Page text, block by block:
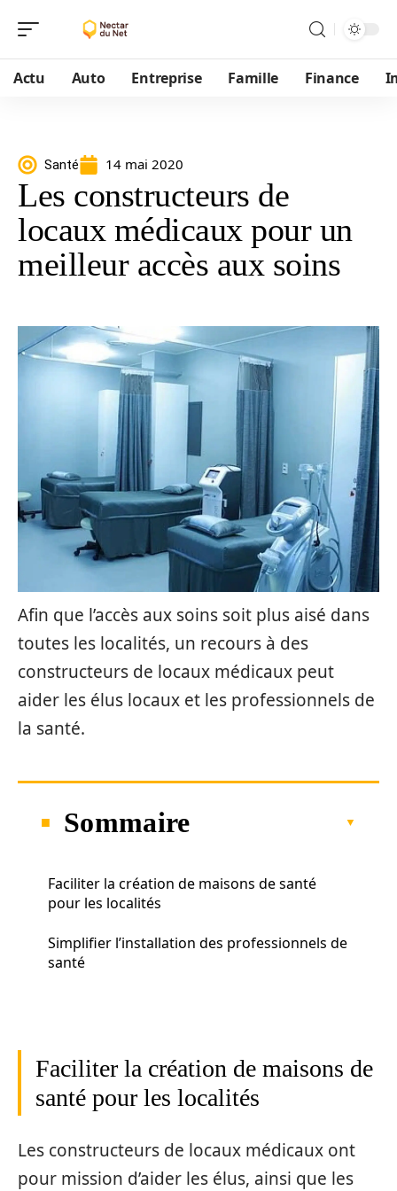
Actu Auto Entreprise Famille Finance
Santé 14 mai 2020
Les constructeurs de
locaux médicaux pour un
meilleur accès aux soins
Afin que l’accès aux soins soit plus aisé dans
toutes les localités, un recours à des
constructeurs de locaux médicaux peut
aider les élus locaux et les professionnels de
la santé.
Sommaire
Faciliter la création de maisons de santé
pour les localités
Simplifier l’installation des professionnels de
santé
Faciliter la création de maisons de
santé pour les localités
Les constructeurs de locaux médicaux ont
pour mission d’aider les élus, ainsi que les